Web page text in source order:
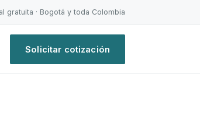
gratuita · Bogotá y toda Colombia
Solicitar cotización